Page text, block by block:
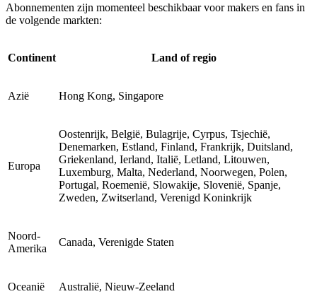
Abonnementen zijn momenteel beschikbaar voor makers en fans in
de volgende markten:
Continent Land of regio
Azië Hong Kong, Singapore
Europa
Oostenrijk, België, Bulagrije, Cyrpus, Tsjechië,
Denemarken, Estland, Finland, Frankrijk, Duitsland,
Griekenland, Ierland, Italië, Letland, Litouwen,
Luxemburg, Malta, Nederland, Noorwegen, Polen,
Portugal, Roemenië, Slowakije, Slovenië, Spanje,
Zweden, Zwitserland, Verenigd Koninkrijk
Noord-
Amerika
Canada, Verenigde Staten
Oceanië Australië, Nieuw-Zeeland